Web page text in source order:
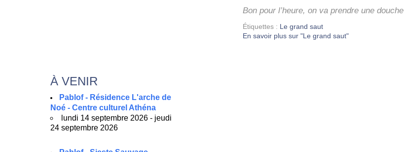
Bon pour l’heure, on va prendre une douche
Étiquettes : Le grand saut
En savoir plus sur "Le grand saut"
À VENIR
Pablof - Résidence L'arche de
Noé - Centre culturel Athéna
lundi 14 septembre 2026 - jeudi
24 septembre 2026